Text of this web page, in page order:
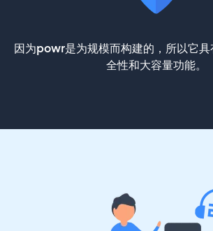
因为powr是为规模而构建的，所以它
全性和大容量功能。